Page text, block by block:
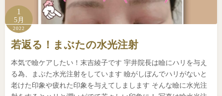
1
5月
2022
若返る！まぶたの水光注射
本気で瞼ケアしたい！末吉綾子です 宇井院長は瞼にハリを与え
る為、まぶた水光注射をしています 瞼がしぼんでハリがないと
老けた印象や疲れた印象を与えてしまします そんな瞼に水光注